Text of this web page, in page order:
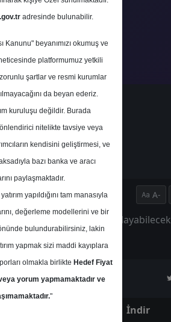
A-
sürecine katkı sağlayabilecek
İndir
adresinde bulunabilir.
beyanımızı okumuş ve
platformumuz yetkili
şartlar ve resmi kurumlar
da beyan ederiz.
kuruluşu değildir. Burada
nitelikte tavsiye veya
kendisini geliştirmesi, ve
bazı banka ve aracı
paylaşmaktadır.
yapıldığını tam manasıyla
değerleme modellerini ve bir
bulundurabilirsiniz, lakin
yapmak sizi maddi kayıplara
olmakla birlikte Hedef Fiyat
yorum yapmamaktadır ve
"